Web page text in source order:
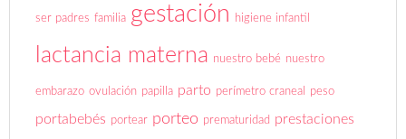
ser padres familia gestación higiene infantil
lactancia materna nuestro bebé nuestro
embarazo ovulación papilla parto perímetro craneal peso
portabebés portear porteo prematuridad prestaciones